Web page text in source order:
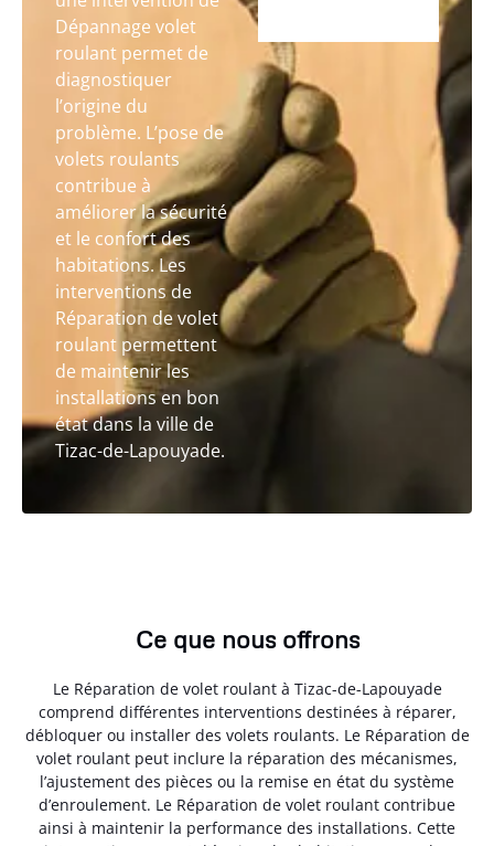
Dépannage volet
roulant permet de
diagnostiquer
l’origine du
problème. L’pose de
volets roulants
contribue à
améliorer la sécurité
et le confort des
habitations. Les
interventions de
Réparation de volet
roulant permettent
de maintenir les
installations en bon
état dans la ville de
Tizac-de-Lapouyade.
Ce que nous offrons
Le Réparation de volet roulant à Tizac-de-Lapouyade
comprend différentes interventions destinées à réparer,
débloquer ou installer des volets roulants. Le Réparation de
volet roulant peut inclure la réparation des mécanismes,
l’ajustement des pièces ou la remise en état du système
d’enroulement. Le Réparation de volet roulant contribue
ainsi à maintenir la performance des installations. Cette